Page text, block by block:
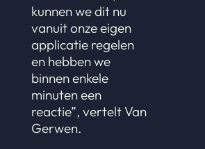
kunnen we dit nu
vanuit onze eigen
applicatie regelen
en hebben we
binnen enkele
minuten een
reactie”, vertelt Van
Gerwen.